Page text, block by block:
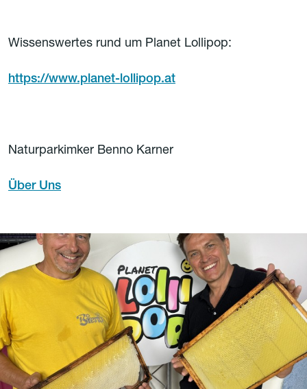
Wissenswertes rund um Planet Lollipop:
https://www.planet-lollipop.at
Naturparkimker Benno Karner
Über Uns